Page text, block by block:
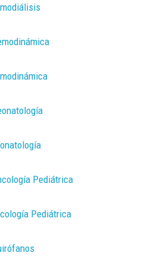
Pediátrica
Pediátrica